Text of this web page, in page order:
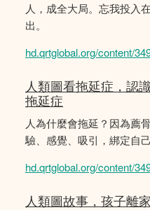
人，成全大局。忘我投入
出。
hd.qrtglobal.org/content/
人類圖看拖延症，認
拖延症
人為什麼會拖延？因為薦
驗、感覺、吸引，綁定自
hd.qrtglobal.org/content/
人類圖故事，孩子離